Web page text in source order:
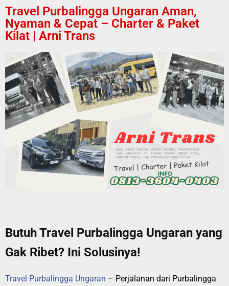
Travel Purbalingga Ungaran Aman,
Nyaman & Cepat – Charter & Paket
Kilat | Arni Trans
Butuh Travel Purbalingga Ungaran yang
Gak Ribet? Ini Solusinya!
Travel Purbalingga Ungaran – Perjalanan dari Purbalingga